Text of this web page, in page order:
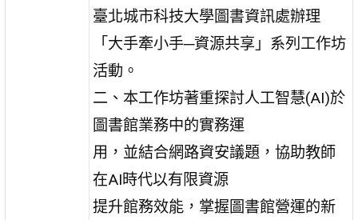
臺北城市科技大學圖書資訊處辦理
「大手牽小手─資源共享」系列工作坊
活動。
二、本工作坊著重探討人工智慧(AI)於
圖書館業務中的實務運
用，並結合網路資安議題，協助教師
在AI時代以有限資源
提升館務效能，掌握圖書館營運的新